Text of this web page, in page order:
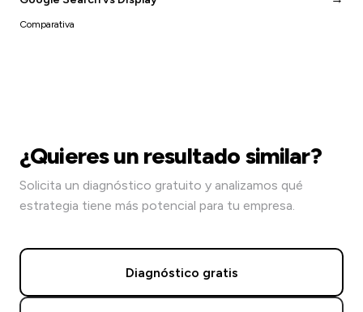
Comparativa
¿Quieres un resultado similar?
Solicita un diagnóstico gratuito y analizamos qué
estrategia tiene más potencial para tu empresa.
Diagnóstico gratis